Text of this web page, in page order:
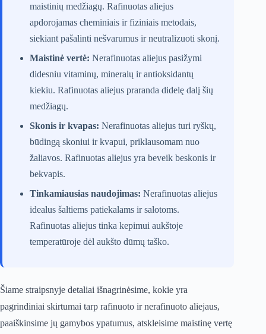
maistinių medžiagų. Rafinuotas aliejus
apdorojamas cheminiais ir fiziniais metodais,
siekiant pašalinti nešvarumus ir neutralizuoti skonį.
Maistinė vertė: Nerafinuotas aliejus pasižymi
didesniu vitaminų, mineralų ir antioksidantų
kiekiu. Rafinuotas aliejus praranda didelę dalį šių
medžiagų.
Skonis ir kvapas: Nerafinuotas aliejus turi ryškų,
būdingą skoniui ir kvapui, priklausomam nuo
žaliavos. Rafinuotas aliejus yra beveik beskonis ir
bekvapis.
Tinkamiausias naudojimas: Nerafinuotas aliejus
idealus šaltiems patiekalams ir salotoms.
Rafinuotas aliejus tinka kepimui aukštoje
temperatūroje dėl aukšto dūmų taško.
Šiame straipsnyje detaliai išnagrinėsime, kokie yra
pagrindiniai skirtumai tarp rafinuoto ir nerafinuoto aliejaus,
paaiškinsime jų gamybos ypatumus, atskleisime maistinę vertę